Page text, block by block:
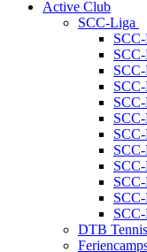
Active Club
SCC-Liga
DTB